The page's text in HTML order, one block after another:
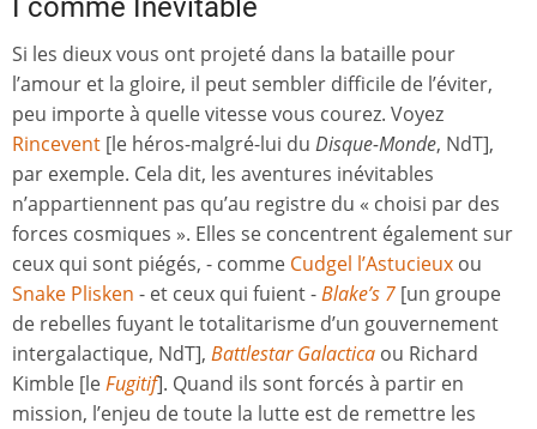
I comme Inévitable
Si les dieux vous ont projeté dans la bataille pour
l’amour et la gloire, il peut sembler difficile de l’éviter,
peu importe à quelle vitesse vous courez. Voyez
Rincevent [le héros-malgré-lui du Disque-Monde, NdT],
par exemple. Cela dit, les aventures inévitables
n’appartiennent pas qu’au registre du « choisi par des
forces cosmiques ». Elles se concentrent également sur
ceux qui sont piégés, - comme Cudgel l’Astucieux ou
Snake Plisken - et ceux qui fuient -Blake’s 7 [un groupe
de rebelles fuyant le totalitarisme d’un gouvernement
intergalactique, NdT], Battlestar Galactica ou Richard
Kimble [leFugitif]. Quand ils sont forcés à partir en
mission, l’enjeu de toute la lutte est de remettre les